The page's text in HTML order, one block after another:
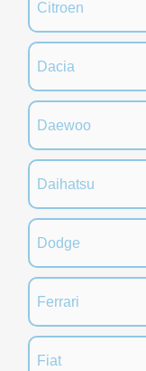
Citroen
Dacia
Daewoo
Daihatsu
Dodge
Ferrari
Fiat